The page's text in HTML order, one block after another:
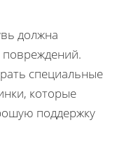
должна
специальные
которые
поддержку